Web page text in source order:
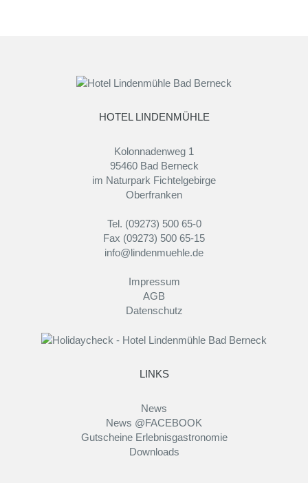
HOTEL LINDENMÜHLE
Kolonnadenweg 1
95460 Bad Berneck
im Naturpark Fichtelgebirge
Oberfranken
Tel. (09273) 500 65-0
Fax (09273) 500 65-15
info@lindenmuehle.de
Impressum
AGB
Datenschutz
LINKS
News
News @FACEBOOK
Gutscheine Erlebnisgastronomie
Downloads